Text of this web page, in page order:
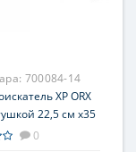
700084-14
XP ORX
22,5 см x35
0